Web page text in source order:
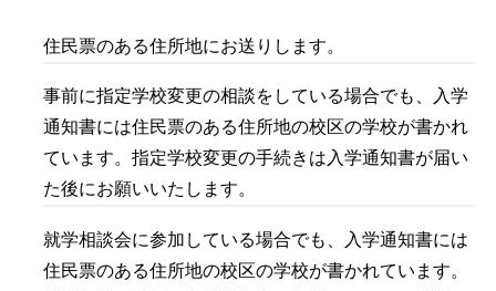
住民票のある住所地にお送りします。
事前に指定学校変更の相談をしている場合でも、入学
通知書には住民票のある住所地の校区の学校が書かれ
ています。指定学校変更の手続きは入学通知書が届い
た後にお願いいたします。
就学相談会に参加している場合でも、入学通知書には
住民票のある住所地の校区の学校が書かれています。